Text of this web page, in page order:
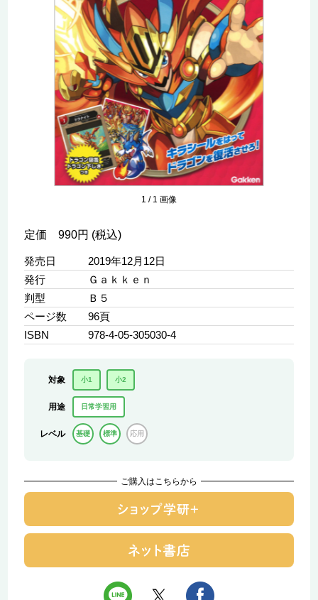
1 / 1 画像
定価 990円 (税込)
発売日
2019年12月12日
発行
Ｇａｋｋｅｎ
判型
Ｂ５
ページ数
96頁
ISBN
978-4-05-305030-4
対象 小1 小2
用途 日常学習用
レベル 基礎 標準 応用
ご購入はこちらから